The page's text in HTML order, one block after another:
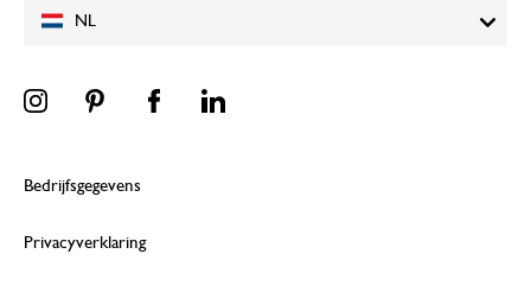
NL
Bedrijfsgegevens
Privacyverklaring